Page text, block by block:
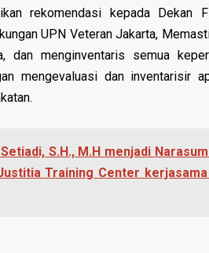
rekomendasi kepada Dekan
UPN Veteran Jakarta,
dan menginventaris semua
mengevaluasi dan inventarisir
S.H., M.H menjadi
Training Center kerjasama